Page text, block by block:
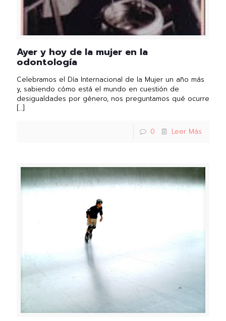
Ayer y hoy de la mujer en la
odontología
Celebramos el Día Internacional de la Mujer un año más
y, sabiendo cómo está el mundo en cuestión de
desigualdades por género, nos preguntamos qué ocurre
[…]
0 Leer Más